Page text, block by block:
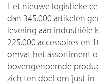
Het nieuwe logistieke
dan 345.000 artikelen
levering aan industriële
225.000 accessoires en
omvat het assortiment
bovengenoemde
zich ten doel om ‘just-